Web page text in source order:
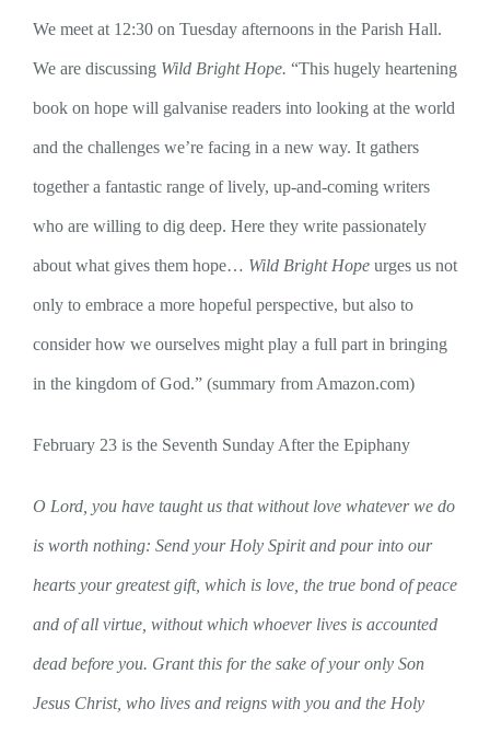
We meet at 12:30 on Tuesday afternoons in the Parish Hall.
We are discussing Wild Bright Hope. “This hugely heartening
book on hope will galvanise readers into looking at the world
and the challenges we’re facing in a new way. It gathers
together a fantastic range of lively, up-and-coming writers
who are willing to dig deep. Here they write passionately
about what gives them hope… Wild Bright Hope urges us not
only to embrace a more hopeful perspective, but also to
consider how we ourselves might play a full part in bringing
in the kingdom of God.” (summary from Amazon.com)
February 23 is the Seventh Sunday After the Epiphany
O Lord, you have taught us that without love whatever we do
is worth nothing: Send your Holy Spirit and pour into our
hearts your greatest gift, which is love, the true bond of peace
and of all virtue, without which whoever lives is accounted
dead before you. Grant this for the sake of your only Son
Jesus Christ, who lives and reigns with you and the Holy